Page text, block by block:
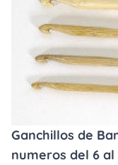
Ganchillos de
numeros del 6 al